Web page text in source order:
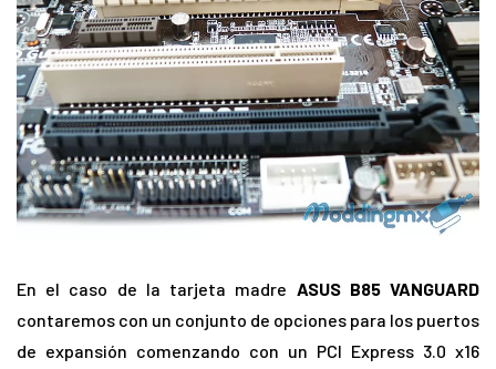
En el caso de la tarjeta madre ASUS B85 VANGUARD
contaremos con un conjunto de opciones para los puertos
de expansión comenzando con un PCI Express 3.0 x16